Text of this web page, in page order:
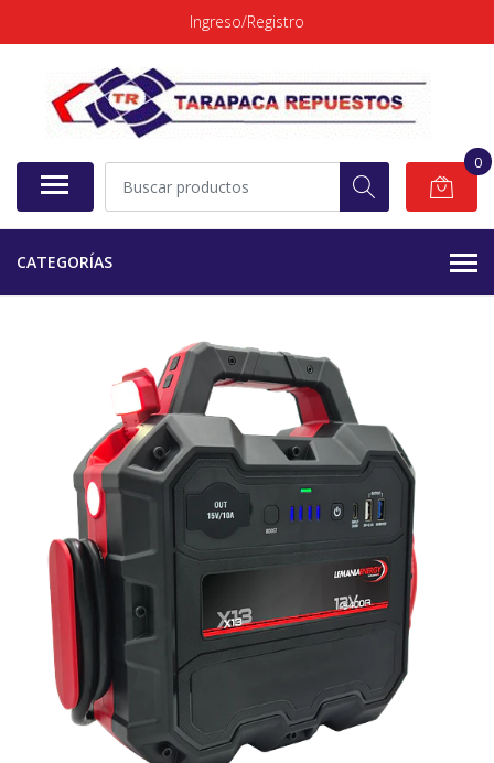
Ingreso/Registro
0
CATEGORÍAS